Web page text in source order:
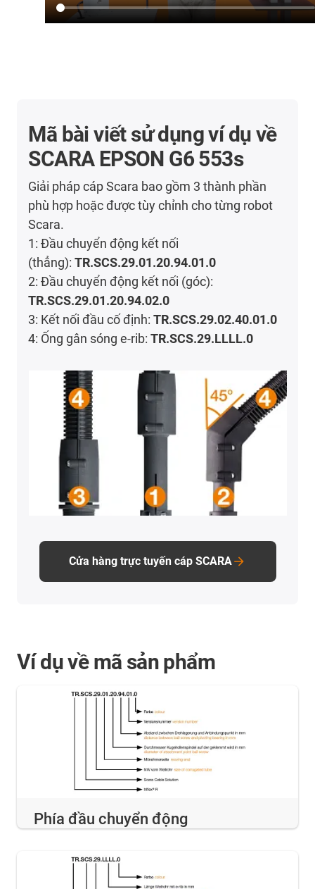
Mã bài viết sử dụng ví dụ về
SCARA EPSON G6 553s
Giải pháp cáp Scara bao gồm 3 thành phần
phù hợp hoặc được tùy chỉnh cho từng robot
Scara.
1: Đầu chuyển động kết nối
(thẳng):TR.SCS.29.01.20.94.01.0
2: Đầu chuyển động kết nối (góc):
TR.SCS.29.01.20.94.02.0
3: Kết nối đầu cố định:TR.SCS.29.02.40.01.0
4: Ống gân sóng e-rib:TR.SCS.29.LLLL.0
Cửa hàng trực tuyến cáp SCARA
Ví dụ về mã sản phẩm
Phía đầu chuyển động